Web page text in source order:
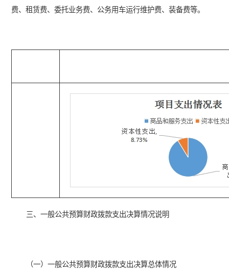
费、租赁费、委托业务费、公务用车运行维护费、装备费等。
三、一般公共预算财政拨款支出决算情况说明
（一）一般公共预算财政拨款支出决算总体情况